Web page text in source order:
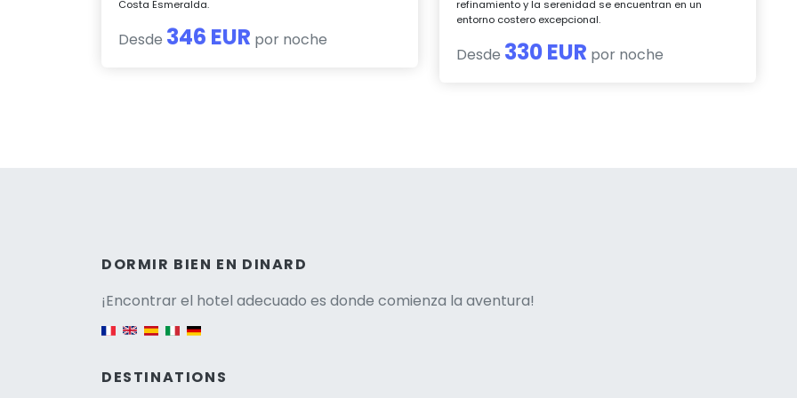
Costa Esmeralda.
Desde 346 EUR por noche
refinamiento y la serenidad se encuentran en un
entorno costero excepcional.
Desde 330 EUR por noche
DORMIR BIEN EN DINARD
¡Encontrar el hotel adecuado es donde comienza la aventura!
Versione
DESTINATIONS